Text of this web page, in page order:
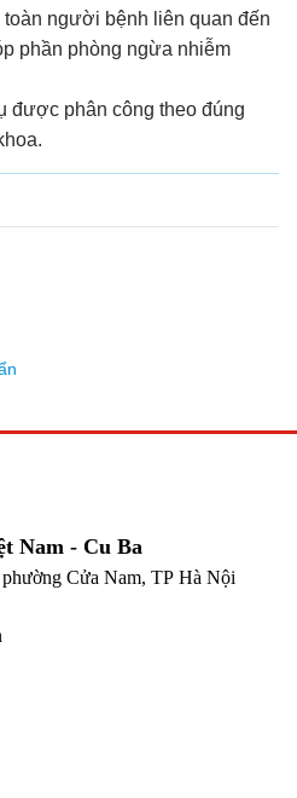
người bệnh liên quan đến
phần phòng ngừa nhiễm
phân công theo đúng
Nam - Cu Ba
Cửa Nam, TP Hà Nội